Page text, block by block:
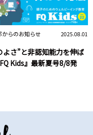
からのお知らせ 2025.08.01
よさ”と非認知能力を伸ば
Kids』最新夏号8/8発